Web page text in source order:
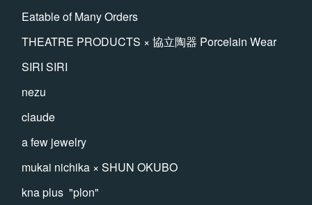
Eatable of Many Orders
THEATRE PRODUCTS × 協立陶器 Porcelain Wear
SIRI SIRI
nezu
claude
a few jewelry
mukai nichika × SHUN OKUBO
kna plus "plon"